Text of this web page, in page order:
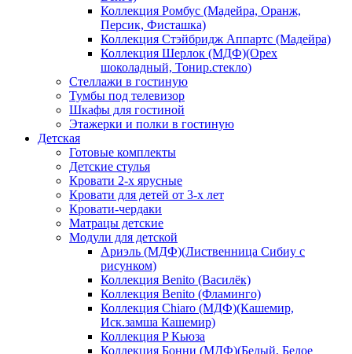
Коллекция Ромбус (Мадейра, Оранж,
Персик, Фисташка)
Коллекция Стэйбридж Аппартс (Мадейра)
Коллекция Шерлок (МДФ)(Орех
шоколадный, Тонир.стекло)
Стеллажи в гостиную
Тумбы под телевизор
Шкафы для гостиной
Этажерки и полки в гостиную
Детская
Готовые комплекты
Детские стулья
Кровати 2-х ярусные
Кровати для детей от 3-х лет
Кровати-чердаки
Матрацы детские
Модули для детской
Ариэль (МДФ)(Лиственница Сибиу с
рисунком)
Коллекция Benito (Василёк)
Коллекция Benito (Фламинго)
Коллекция Chiaro (МДФ)(Кашемир,
Иск.замша Кашемир)
Коллекция P Кьюза
Коллекция Бонни (МДФ)(Белый, Белое